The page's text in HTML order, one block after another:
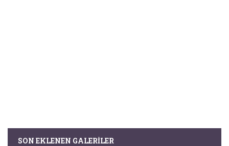
SON EKLENEN GALERILER